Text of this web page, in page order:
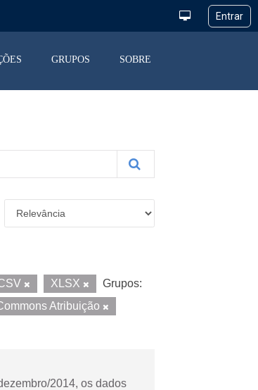
GRUPOS SOBRE
XLSX
Grupos:
Atribuição
2014, os dados